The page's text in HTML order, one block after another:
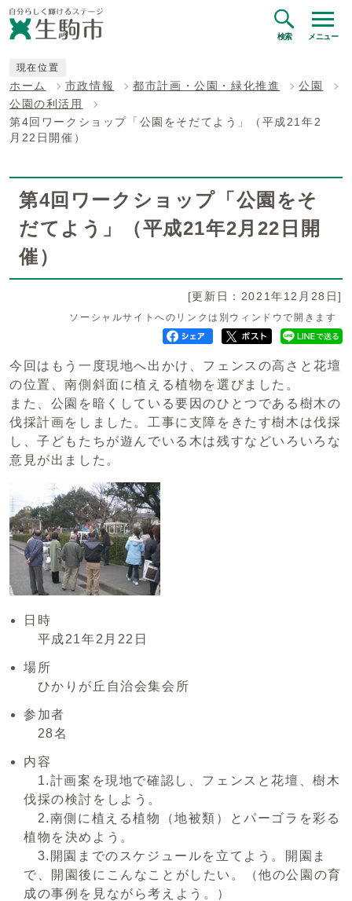
検索 メニュー
現在位置
ホーム 市政情報 都市計画・公園・緑化推進
公園
公園の利活用
第4回ワークショップ「公園をそだてよう」（平成21年2
月22日開催）
第4回ワークショップ「公園をそ
だてよう」（平成21年2月22日開
催）
[更新日：2021年12月28日]
ソーシャルサイトへのリンクは別ウィンドウで開きます
今回はもう一度現地へ出かけ、フェンスの高さと花壇
の位置、南側斜面に植える植物を選びました。
また、公園を暗くしている要因のひとつである樹木の
伐採計画をしました。工事に支障をきたす樹木は伐採
し、子どもたちが遊んでいる木は残すなどいろいろな
意見が出ました。
日時
平成21年2月22日
場所
ひかりが丘自治会集会所
参加者
28名
内容
1.計画案を現地で確認し、フェンスと花壇、樹木
伐採の検討をしよう。
2.南側に植える植物（地被類）とパーゴラを彩る
植物を決めよう。
3.開園までのスケジュールを立てよう。開園ま
で、開園後にこんなことがしたい。（他の公園の育
成の事例を見ながら考えよう。）